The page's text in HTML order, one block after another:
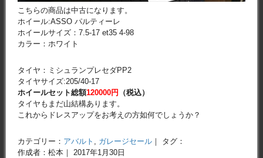
こちらの商品は中古になります。
ホイール:ASSO パルティーレ
ホイールサイズ：7.5-17 et35 4-98
カラー：ホワイト
タイヤ：ミシュランプレセダPP2
タイヤサイズ:205/40-17
ホイールセット総額120000円
（税込）
タイヤもまだ山結構あります。
これからドレスアップをお考えの方如何でしょうか？
カテゴリー： アバルト , ガレージセール ｜ タグ：
作成者：松本｜ 2017年1月30日